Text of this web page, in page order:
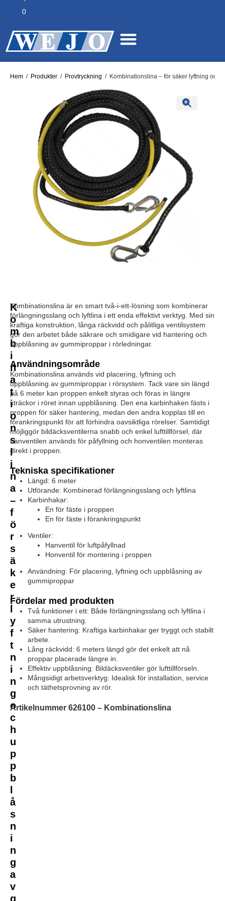
0
Hem / Produkter / Provtryckning / Kombinationslina – för säker lyftning och
K
o
m
b
i
n
a
t
i
o
n
s
l
i
n
a
–
f
ö
r
s
ä
k
e
r
l
y
f
t
n
i
n
g
o
c
h
u
p
p
b
l
å
s
n
i
n
g
a
v
g
Kombinationslina är en smart två-i-ett-lösning som kombinerar
förlängningsslang och lyftlina i ett enda effektivt verktyg. Med sin
kraftiga konstruktion, långa räckvidd och pålitliga ventilsystem
gör den arbetet både säkrare och smidigare vid hantering och
uppblåsning av gummiproppar i rörledningar.
Användningsområde
Kombinationslina används vid placering, lyftning och
uppblåsning av gummiproppar i rörsystem. Tack vare sin längd
på 6 meter kan proppen enkelt styras och föras in längre
sträckor i röret innan uppblåsning. Den ena karbinhaken fästs i
proppen för säker hantering, medan den andra kopplas till en
förankringspunkt för att förhindra oavsiktliga rörelser. Samtidigt
möjliggör bildäcksventilerna snabb och enkel lufttillförsel, där
hanventilen används för påfyllning och honventilen monteras
direkt i proppen.
Tekniska specifikationer
Längd: 6 meter
Utförande: Kombinerad förlängningsslang och lyftlina
Karbinhakar:
En för fäste i proppen
En för fäste i förankringspunkt
Ventiler:
Hanventil för luftpåfyllnad
Honventil för montering i proppen
Användning: För placering, lyftning och uppblåsning av
gummiproppar
Fördelar med produkten
Två funktioner i ett: Både förlängningsslang och lyftlina i
samma utrustning.
Säker hantering: Kraftiga karbinhakar ger tryggt och stabilt
arbete.
Lång räckvidd: 6 meters längd gör det enkelt att nå
proppar placerade längre in.
Effektiv uppblåsning: Bildäcksventiler gör lufttillförseln.
Mångsidigt arbetsverktyg: Idealisk för installation, service
och täthetsprovning av rör.
Artikelnummer 626100 – Kombinationslina